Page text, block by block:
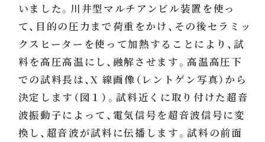
いました。川井型マルチアンビル装置を使っ
て、目的の圧力まで荷重をかけ、その後セラミッ
クスヒーターを使って加熱することにより、試
料を高圧高温にし、融解させます。高温高圧下
での試料長は、X 線画像（レントゲン写真）から
決定します（図１）。試料近くに取り付けた超音
波振動子によって、電気信号を超音波信号に変
換し、超音波が試料に伝播します。試料の前面